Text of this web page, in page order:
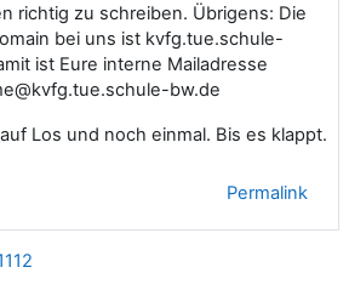
richtig zu schreiben. Übrigens: Die
bei uns ist kvfg.tue.schule-
ist Eure interne Mailadresse
bw.de
Los und noch einmal. Bis es klappt.
Permalink